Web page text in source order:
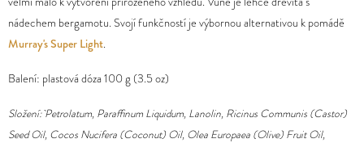
nádechem bergamotu. Svojí funkčností je výbornou alternativou k pomádě
Murray's Super Light.
Balení: plastová dóza 100 g (3.5 oz)
Složení: Petrolatum, Paraffinum Liquidum, Lanolin, Ricinus Communis (Castor)
Seed Oil, Cocos Nucifera (Coconut) Oil, Olea Europaea (Olive) Fruit Oil,
J
E
M
E